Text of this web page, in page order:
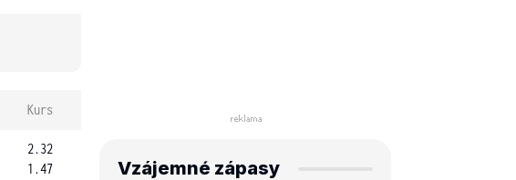
Kurs
2.32
1.47
Vzájemné zápasy